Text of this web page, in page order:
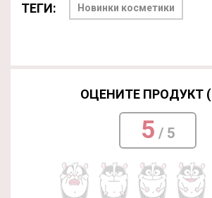
ТЕГИ: Новинки косметики
ОЦЕНИТЕ ПРОДУКТ (
5 / 5